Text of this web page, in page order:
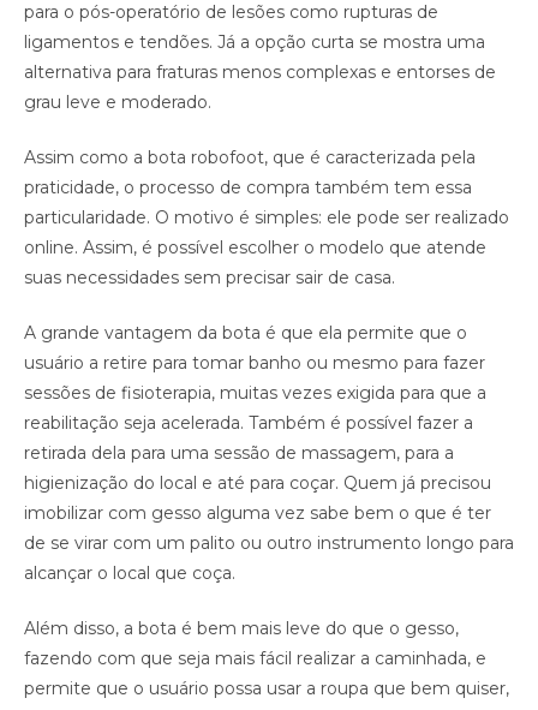
para o pós-operatório de lesões como rupturas de
ligamentos e tendões. Já a opção curta se mostra uma
alternativa para fraturas menos complexas e entorses de
grau leve e moderado.
Assim como a bota robofoot, que é caracterizada pela
praticidade, o processo de compra também tem essa
particularidade. O motivo é simples: ele pode ser realizado
online. Assim, é possível escolher o modelo que atende
suas necessidades sem precisar sair de casa.
A grande vantagem da bota é que ela permite que o
usuário a retire para tomar banho ou mesmo para fazer
sessões de fisioterapia, muitas vezes exigida para que a
reabilitação seja acelerada. Também é possível fazer a
retirada dela para uma sessão de massagem, para a
higienização do local e até para coçar. Quem já precisou
imobilizar com gesso alguma vez sabe bem o que é ter
de se virar com um palito ou outro instrumento longo para
alcançar o local que coça.
Além disso, a bota é bem mais leve do que o gesso,
fazendo com que seja mais fácil realizar a caminhada, e
permite que o usuário possa usar a roupa que bem quiser,